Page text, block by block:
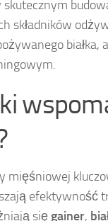
składników
mięśniowej
efektywność
się gainer,